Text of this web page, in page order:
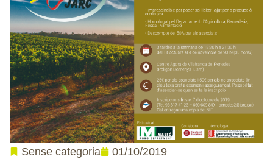
Sense categoria 01/10/2019